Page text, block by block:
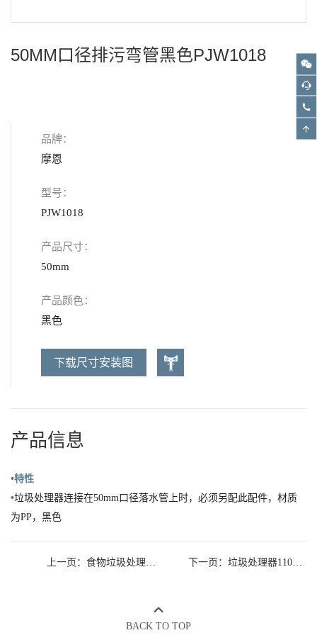
50MM口径排污弯管黑色PJW1018
品牌：
摩恩
型号：
PJW1018
产品尺寸：
50mm
产品颜色：
黑色
下载尺寸安装图
产品信息
•特性
•垃圾处理器连接在50mm口径落水管上时，必须另配此配件，材质
为PP，黑色
上一页：食物垃圾处理器 1/2 HP 下一页：垃圾处理器110mm进口处防溅罩PJW1012
BACK TO TOP